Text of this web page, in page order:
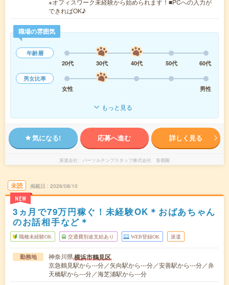
できればOK♪
職場の雰囲気
年齢層
20代
30代 40代 50代
60代
男女比率
女性
男性
もっと見る
気になる! 応募へ進む 詳しく見る
派遣会社 パーソルテンプスタッフ株式会社 首都圏
未読
NEW
掲載日 2026/08/10
3ヵ月で79万円稼ぐ！未経験OK＊おばあちゃん
のお話相手など＊
職種未経験OK 交通費別途支給あり WEB登録OK 派遣
勤務地 神奈川県横浜市鶴見区
京急鶴見駅から---分／矢向駅から---分／安善駅から---分／弁
天橋駅から---分／海芝浦駅から---分